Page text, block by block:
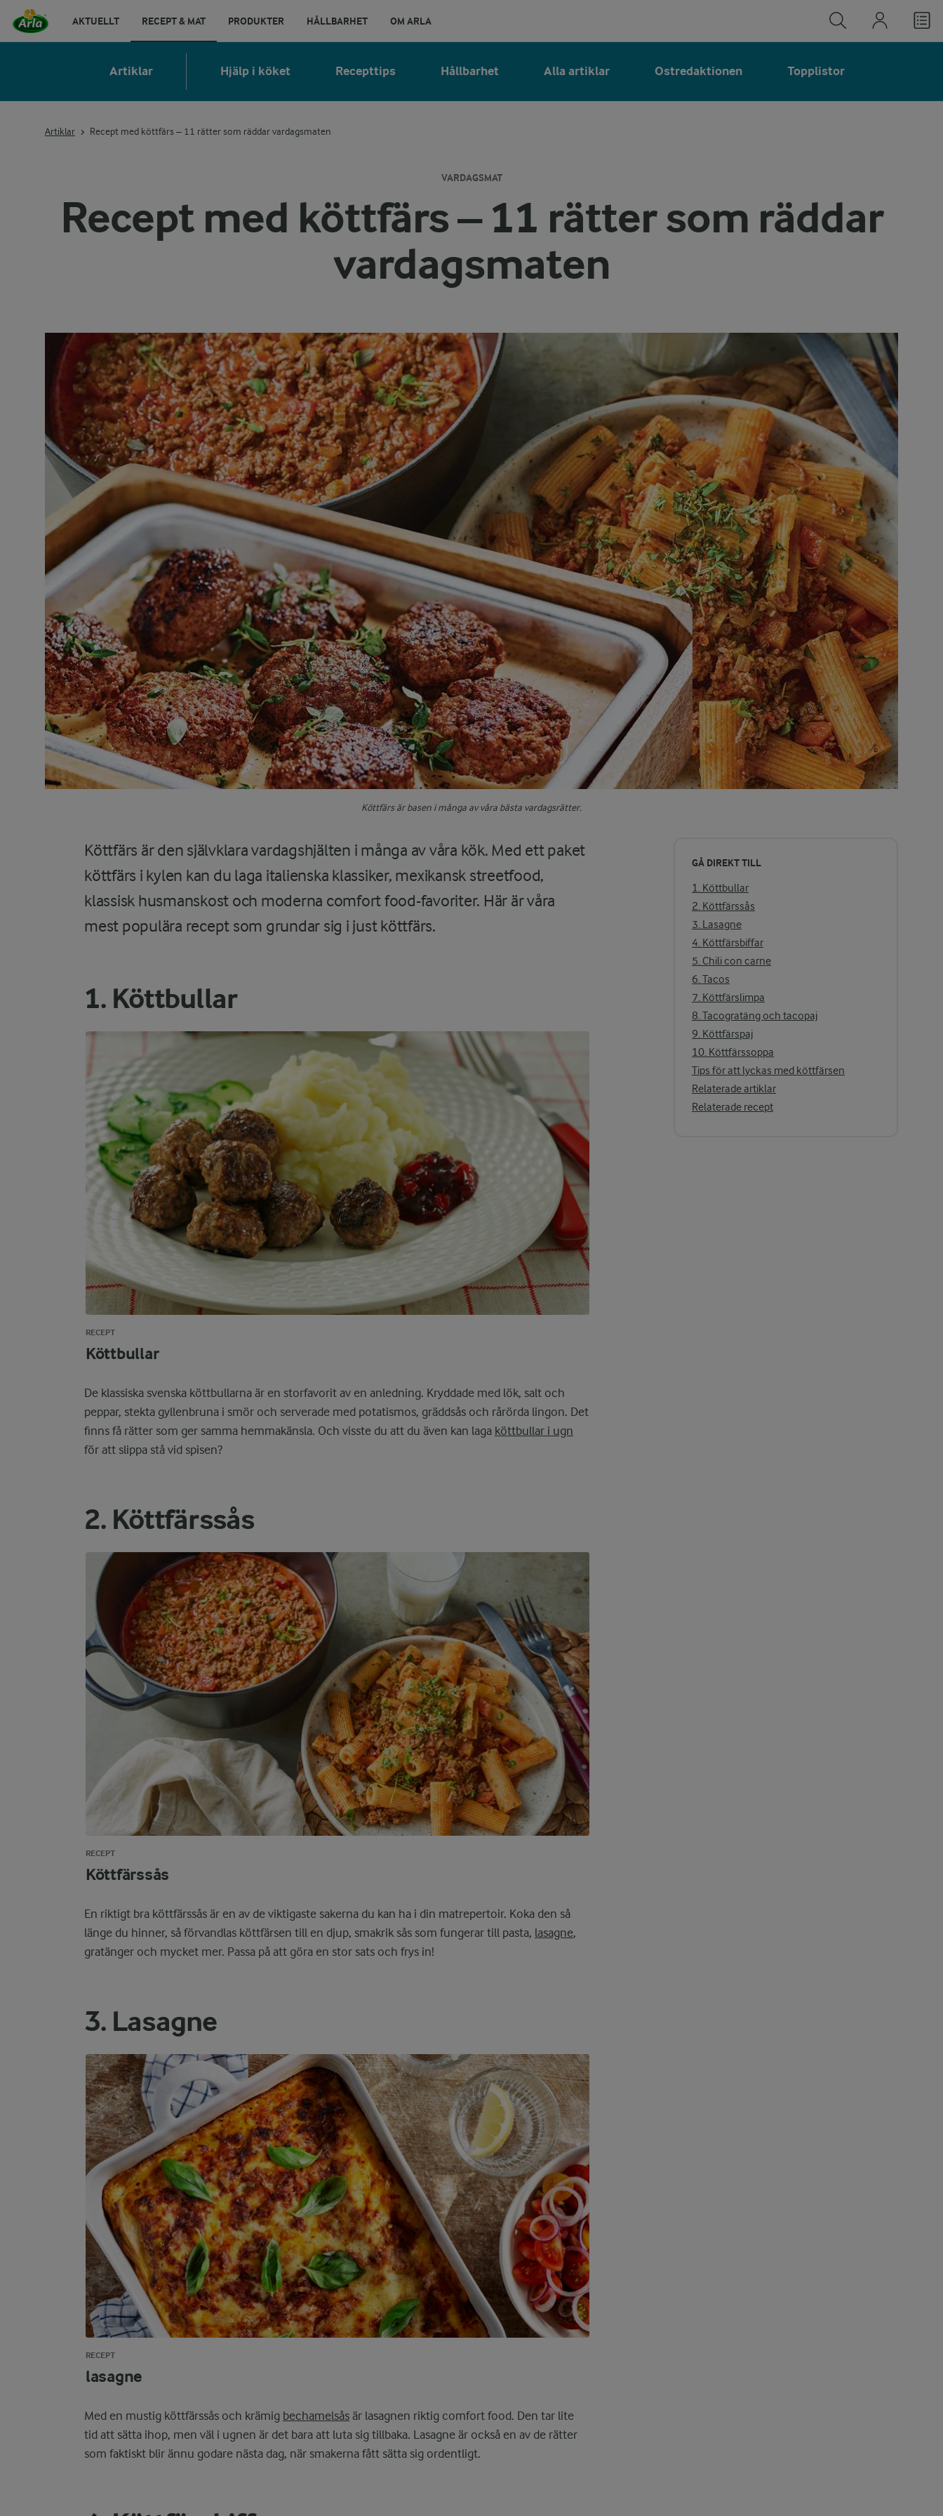
AKTUELLT RECEPT & MAT PRODUKTER HÅLLBARHET OM ARLA
Artiklar Hjälp i köket Recepttips Hållbarhet Alla artiklar Ostredaktionen Topplistor
Artiklar Recept med köttfärs – 11 rätter som räddar vardagsmaten
VARDAGSMAT
Recept med köttfärs – 11 rätter som räddar
vardagsmaten
Köttfärs är basen i många av våra bästa vardagsrätter.
GÅ DIREKT TILL
1. Köttbullar
2. Köttfärssås
3. Lasagne
4. Köttfärsbiffar
5. Chili con carne
6. Tacos
7. Köttfärslimpa
8. Tacogratäng och tacopaj
9. Köttfärspaj
10. Köttfärssoppa
Tips för att lyckas med köttfärsen
Relaterade artiklar
Relaterade recept
Köttfärs är den självklara vardagshjälten i många av våra kök. Med ett paket
köttfärs i kylen kan du laga italienska klassiker, mexikansk streetfood,
klassisk husmanskost och moderna comfort food-favoriter. Här är våra
mest populära recept som grundar sig i just köttfärs.
1. Köttbullar
RECEPT
Köttbullar
De klassiska svenska köttbullarna är en storfavorit av en anledning. Kryddade med lök, salt och
peppar, stekta gyllenbruna i smör och serverade med potatismos, gräddsås och rårörda lingon. Det
finns få rätter som ger samma hemmakänsla. Och visste du att du även kan laga köttbullar i ugn
för att slippa stå vid spisen?
2. Köttfärssås
RECEPT
Köttfärssås
En riktigt bra köttfärssås är en av de viktigaste sakerna du kan ha i din matrepertoir. Koka den så
länge du hinner, så förvandlas köttfärsen till en djup, smakrik sås som fungerar till pasta, lasagne,
gratänger och mycket mer. Passa på att göra en stor sats och frys in!
3. Lasagne
RECEPT
lasagne
Med en mustig köttfärssås och krämig bechamelsås är lasagnen riktig comfort food. Den tar lite
tid att sätta ihop, men väl i ugnen är det bara att luta sig tillbaka. Lasagne är också en av de rätter
som faktiskt blir ännu godare nästa dag, när smakerna fått sätta sig ordentligt.